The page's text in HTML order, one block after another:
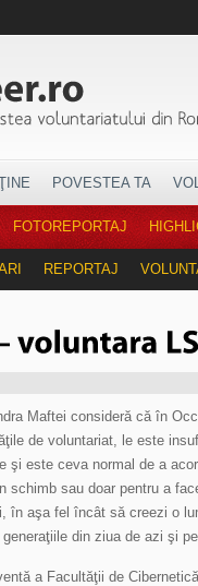
POVESTEA TA
FOTOREPORTAJ
REPORTAJ
Maftei consideră că în
de voluntariat, le este
şi este ceva normal de a
schimb sau doar pentru a
în aşa fel încât să creezi o
generaţiile din ziua de azi şi
a Facultăţii de